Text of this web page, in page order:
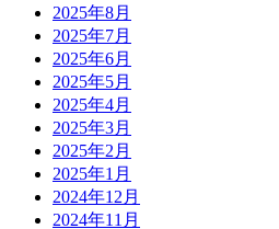
2025年8月
2025年7月
2025年6月
2025年5月
2025年4月
2025年3月
2025年2月
2025年1月
2024年12月
2024年11月